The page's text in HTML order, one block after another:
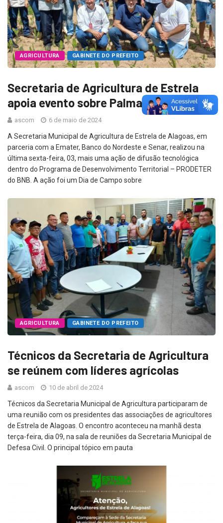
AGRICULTURA GABINETE DO PREFEITO
Secretaria de Agricultura de Estrela
apoia evento sobre Palma Forrageira
ascom 6 de maio de 2024
A Secretaria Municipal de Agricultura de Estrela de Alagoas, em
parceria com a Emater, Banco do Nordeste e Senar, realizou na
última sexta-feira, 03, mais uma ação de difusão tecnológica
dentro do Programa de Desenvolvimento Territorial – PRODETER
do BNB. A ação foi um Dia de Campo sobre
AGRICULTURA GABINETE DO PREFEITO
Técnicos da Secretaria de Agricultura
se reúnem com líderes agrícolas
ascom 10 de abril de 2024
Técnicos da Secretaria Municipal de Agricultura participaram de
uma reunião com os presidentes das associações de agricultores
de Estrela de Alagoas. O encontro aconteceu na manhã desta
terça-feira, dia 09, na sala de reuniões da Secretaria Municipal de
Defesa Civil. O principal tópico em pauta